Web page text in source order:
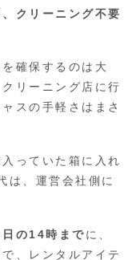
クリーニング不要
確保するのは大
リーニング店に行
スの手軽さはまさ
っていた箱に入れ
は、運営会社側に
の14時までに、
、レンタルアイテ